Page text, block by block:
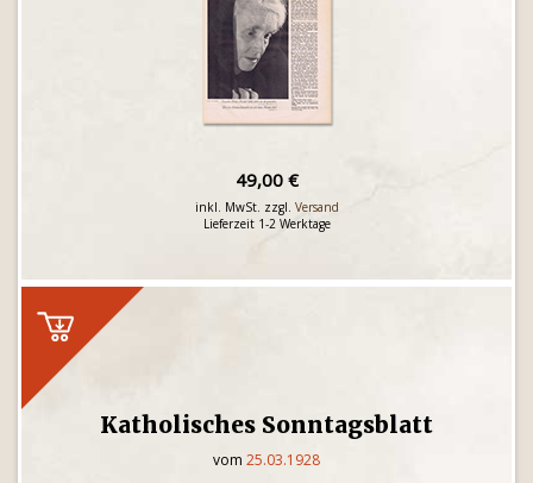
49,00 €
inkl. MwSt. zzgl. Versand
Lieferzeit 1-2 Werktage
Katholisches Sonntagsblatt
vom 25.03.1928